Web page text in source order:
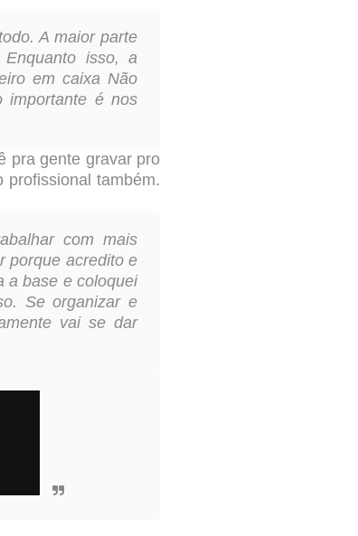
A maior parte
isso, a
em caixa Não
importante é nos
pra gente gravar pro
também.
com mais
porque acredito e
a base e coloquei
Se organizar e
vai se dar